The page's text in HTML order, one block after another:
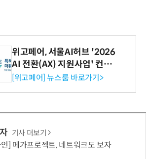
위고페어, 서울AI허브 '2026
AI 전환(AX) 지원사업' 컨소
시엄 선정
[위고페어] 뉴스룸 바로가기>
기사 더보기
] 메가프로젝트, 네트워크도 보자